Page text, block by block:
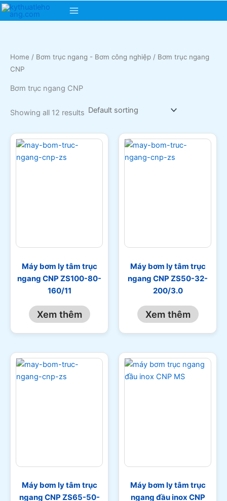
Skip
Main
Home / Bơm trục ngang - Bơm công nghiệp / Bơm trục ngang
CNP
Bơm trục ngang CNP
Showing all 12 results
Máy bơm ly tâm trục
ngang CNP ZS100-80-
160/11
Xem thêm
Máy bơm ly tâm trục
ngang CNP ZS50-32-
200/3.0
Xem thêm
Máy bơm ly tâm trục
ngang CNP ZS65-50-
Máy bơm ly tâm trục
ngang đầu inox CNP